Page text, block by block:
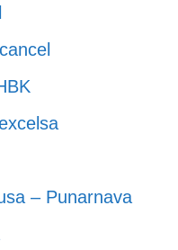
– Punarnava